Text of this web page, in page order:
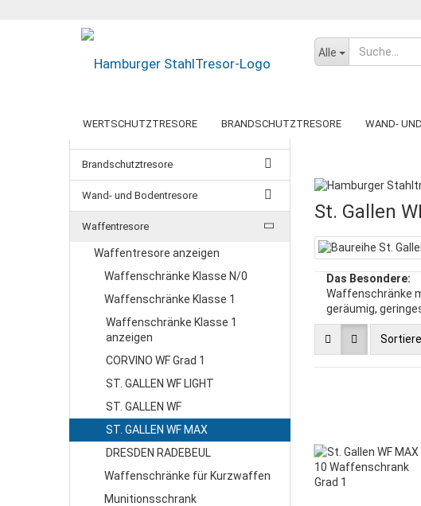
Alle
WERTSCHUTZTRESORE
DORTMUND
KÖLN
DRESDEN
GEMINI PRO
PAPERSTAR PRO
WUPPERTAL
EUROGUARD SE 3 LFS 30
GENF
RUBIN PRO
BRANDSCHUTZTRESORE
PAPERSTAR LIGHT
WIEN
WAND-
DATENSICHERUNGSSCHRÄNKE
DOKUMENTENSCHRÄNKE
BTM-TRESORE
GEBRAUCHTE TRESORE
St. Gallen
Das Besondere:
Waffenschränke
geräumig,
Brandschutztresore
Wand- und Bodentresore
Waffentresore
Waffentresore anzeigen
Waffenschränke Klasse N/0
Waffenschränke Klasse 1
Waffenschränke Klasse 1
anzeigen
CORVINO WF Grad 1
ST. GALLEN WF LIGHT
ST. GALLEN WF
ST. GALLEN WF MAX
DRESDEN RADEBEUL
Waffenschränke für Kurzwaffen
Munitionsschrank